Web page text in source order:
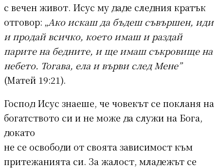
с вечен живот. Исус му даде следния кратък
отговор: „Ако искаш да бъдеш съвършен, иди
и продай всичко, което имаш и раздай
парите на бедните, и ще имаш съкровище на
небето. Тогава, ела и върви след Мене”
(Матей 19:21).
Господ Исус знаеше, че човекът се покланя на
богатството си и не може да служи на Бога,
докато
не се освободи от своята зависимост към
притежанията си. За жалост, младежът се